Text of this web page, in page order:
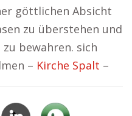
göttlichen Absicht
zu überstehen und
bewahren. sich
– Kirche Spalt –